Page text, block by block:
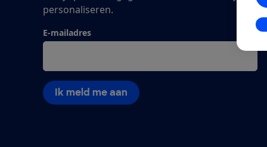
personaliseren.
E-mailadres
Ik meld me aan